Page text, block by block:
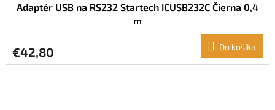
Adaptér USB na RS232 Startech ICUSB232C Čierna 0,4
m
€42,80 Do košíka